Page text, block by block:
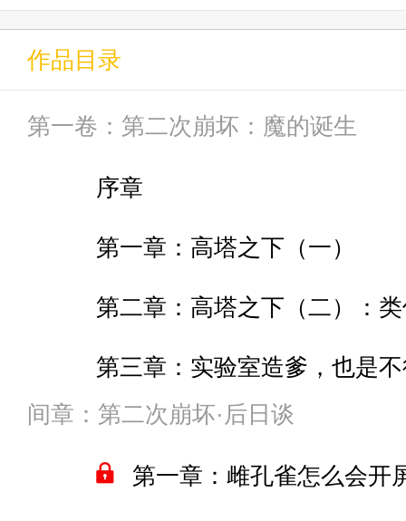
后面更是组着团的集体叛变，连
了劲的拉个人分。
人家字号“岩”的牢前辈好歹还能
被寄予厚望的约束之律者，更是
后边什么，侵蚀律者拼尽全力爆
顿操作猛如虎，再看战绩，对文
作品目录
第一卷：第二次崩坏：魔的诞生
序章
第一章：高塔之下（一）
第二章：高塔之下（二）：
第三章：实验室造爹，也是
第四章：虫豸也有虫豸的作用
第五章：众所周知，情报是
间章：第二次崩坏·后日谈
第一章：雌孔雀怎么会开